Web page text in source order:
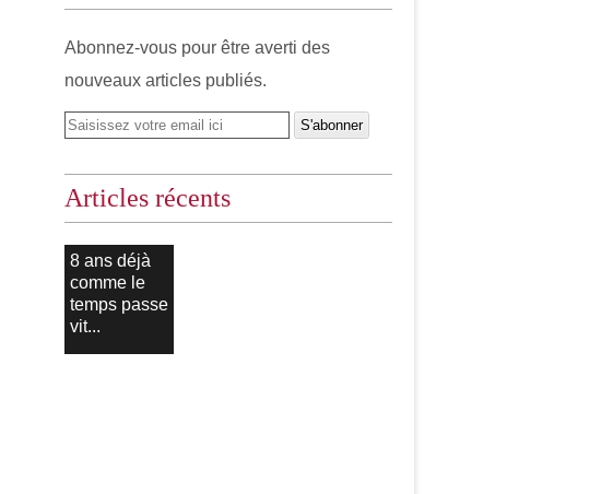
Abonnez-vous pour être averti des
nouveaux articles publiés.
Articles récents
8 ans déjà
comme le
temps passe
vit...